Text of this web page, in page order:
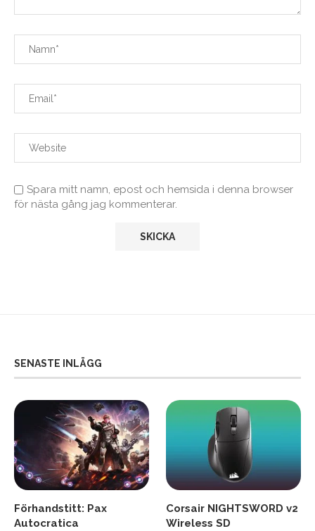
Spara mitt namn, epost och hemsida i denna browser
för nästa gång jag kommenterar.
SENASTE INLÄGG
Förhandstitt: Pax
Autocratica
Corsair NIGHTSWORD v2
Wireless SD